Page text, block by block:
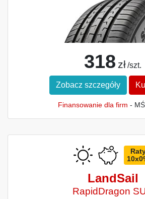
318 zł /szt.
Zobacz szczegóły
Finansowanie dla firm -
LandSail
RapidDragon